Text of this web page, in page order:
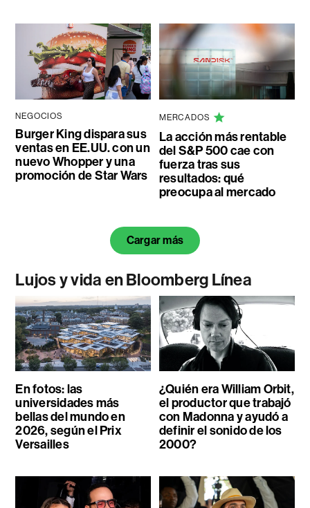
NEGOCIOS
Burger King dispara sus
ventas en EE.UU. con un
nuevo Whopper y una
promoción de Star Wars
MERCADOS
La acción más rentable
del S&P 500 cae con
fuerza tras sus
resultados: qué
preocupa al mercado
Cargar más
Lujos y vida en Bloomberg Línea
En fotos: las
universidades más
bellas del mundo en
2026, según el Prix
Versailles
¿Quién era William Orbit,
el productor que trabajó
con Madonna y ayudó a
definir el sonido de los
2000?